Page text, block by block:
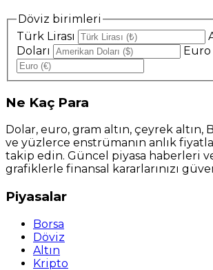
Döviz birimleri
Türk Lirası
Doları
Euro
Ne Kaç Para
Dolar, euro, gram altın, çeyrek altın,
ve yüzlerce enstrümanın anlık
takip edin. Güncel piyasa haberleri
grafiklerle finansal kararlarınızı
Piyasalar
Borsa
Döviz
Altın
Kripto